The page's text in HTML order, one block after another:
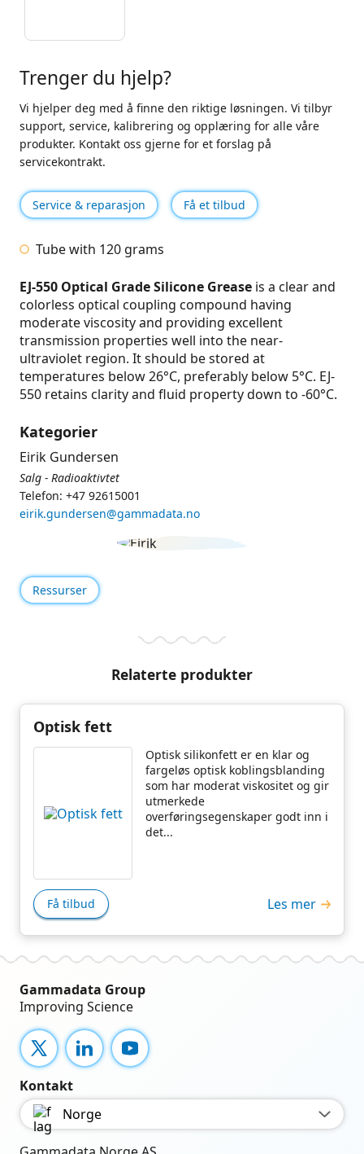
Trenger du hjelp?
Vi hjelper deg med å finne den riktige løsningen. Vi tilbyr
support, service, kalibrering og opplæring for alle våre
produkter. Kontakt oss gjerne for et forslag på
servicekontrakt.
Service & reparasjon Få et tilbud
Tube with 120 grams
EJ-550 Optical Grade Silicone Grease is a clear and
colorless optical coupling compound having
moderate viscosity and providing excellent
transmission properties well into the near-
ultraviolet region. It should be stored at
temperatures below 26°C, preferably below 5°C. EJ-
550 retains clarity and fluid property down to -60°C.
Kategorier
Eirik Gundersen
Salg - Radioaktivtet
Telefon: +47 92615001
eirik.gundersen@gammadata.no
Ressurser
Relaterte produkter
Optisk fett
Optisk silikonfett er en klar og
fargeløs optisk koblingsblanding
som har moderat viskositet og gir
utmerkede
overføringsegenskaper godt inn i
det...
Få tilbud Les mer
Gammadata Group
Improving Science
X LinkedInYouTube
Kontakt
Norge